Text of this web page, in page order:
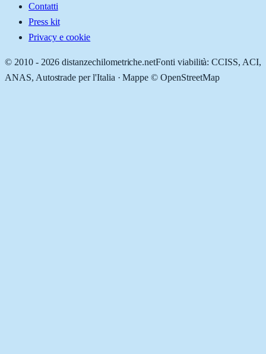
Contatti
Press kit
Privacy e cookie
© 2010 - 2026 distanzechilometriche.netFonti viabilità: CCISS, ACI,
ANAS, Autostrade per l'Italia · Mappe © OpenStreetMap